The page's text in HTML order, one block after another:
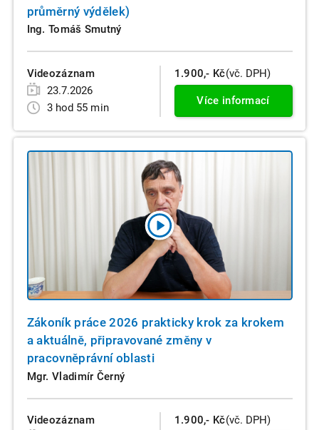
průměrný výdělek)
Ing. Tomáš Smutný
Videozáznam
23.7.2026
3 hod 55 min
1.900,- Kč(vč. DPH)
Více informací
Zákoník práce 2026 prakticky krok za krokem
a aktuálně, připravované změny v
pracovněprávní oblasti
Mgr. Vladimír Černý
Videozáznam
1.900,- Kč(vč. DPH)